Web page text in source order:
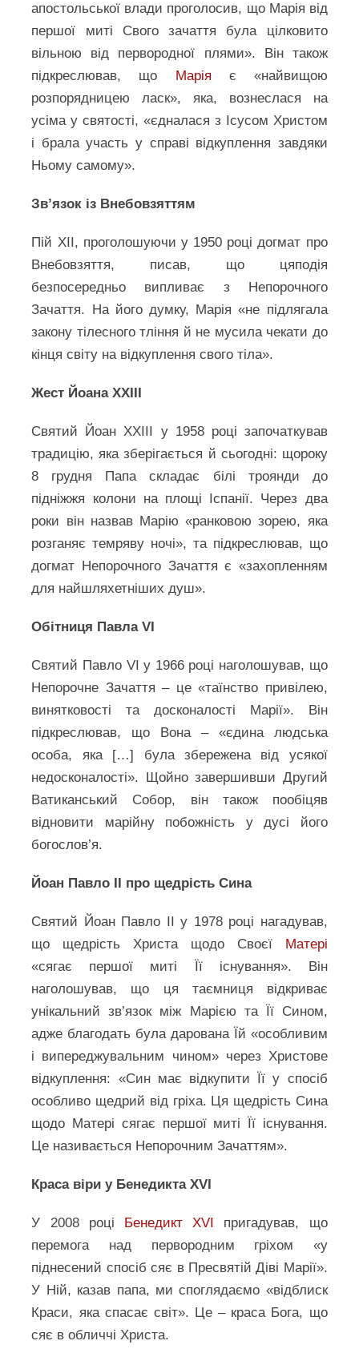
апостольської влади проголосив, що Марія від
першої миті Свого зачаття була цілковито
вільною від первородної плями». Він також
підкреслював, що Марія є «найвищою
розпорядницею ласк», яка, вознеслася на
усіма у святості, «єдналася з Ісусом Христом
і брала участь у справі відкуплення завдяки
Ньому самому».
Зв’язок із Внебовзяттям
Пій XII, проголошуючи у 1950 році догмат про
Внебовзяття, писав, що цяподія
безпосередньо випливає з Непорочного
Зачаття. На його думку, Марія «не підлягала
закону тілесного тління й не мусила чекати до
кінця світу на відкуплення свого тіла».
Жест Йоана XXIII
Святий Йоан XXIII у 1958 році започаткував
традицію, яка зберігається й сьогодні: щороку
8 грудня Папа складає білі троянди до
підніжжя колони на площі Іспанії. Через два
роки він назвав Марію «ранковою зорею, яка
розганяє темряву ночі», та підкреслював, що
догмат Непорочного Зачаття є «захопленням
для найшляхетніших душ».
Обітниця Павла VI
Святий Павло VI у 1966 році наголошував, що
Непорочне Зачаття – це «таїнство привілею,
винятковості та досконалості Марії». Він
підкреслював, що Вона – «єдина людська
особа, яка […] була збережена від усякої
недосконалості». Щойно завершивши Другий
Ватиканський Собор, він також пообіцяв
відновити марійну побожність у дусі його
богослов’я.
Йоан Павло ІІ про щедрість Сина
Святий Йоан Павло ІІ у 1978 році нагадував,
що щедрість Христа щодо Своєї Матері
«сягає першої миті Її існування». Він
наголошував, що ця таємниця відкриває
унікальний зв’язок між Марією та Її Сином,
адже благодать була дарована Їй «особливим
і випереджувальним чином» через Христове
відкуплення: «Син має відкупити Її у спосіб
особливо щедрий від гріха. Ця щедрість Сина
щодо Матері сягає першої миті Її існування.
Це називається Непорочним Зачаттям».
Краса віри у Бенедикта XVI
У 2008 році Бенедикт XVI пригадував, що
перемога над первородним гріхом «у
піднесений спосіб сяє в Пресвятій Діві Марії».
У Ній, казав папа, ми споглядаємо «відблиск
Краси, яка спасає світ». Це – краса Бога, що
сяє в обличчі Христа.